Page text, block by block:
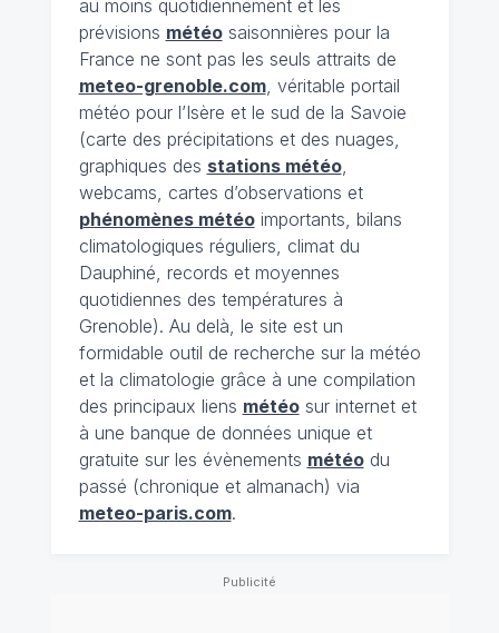
au moins quotidiennement et les
prévisions météosaisonnières pour la
France ne sont pas les seuls attraits de
meteo-grenoble.com, véritable portail
météo pour l’Isère et le sud de la Savoie
(carte des précipitations et des nuages,
graphiques des stations météo,
webcams, cartes d’observations et
phénomènes météoimportants, bilans
climatologiques réguliers, climat du
Dauphiné, records et moyennes
quotidiennes des températures à
Grenoble). Au delà, le site est un
formidable outil de recherche sur la météo
et la climatologie grâce à une compilation
des principaux liens météosur internet et
à une banque de données unique et
gratuite sur les évènements météodu
passé (chronique et almanach) via
meteo-paris.com.